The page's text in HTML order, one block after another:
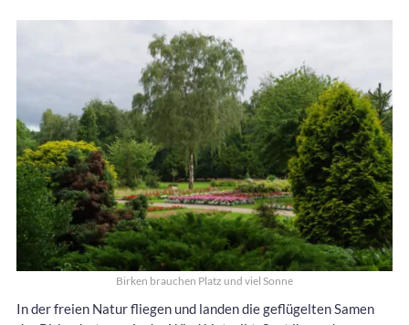
Birken brauchen Platz und viel Sonne
In der freien Natur fliegen und landen die geflügelten Samen